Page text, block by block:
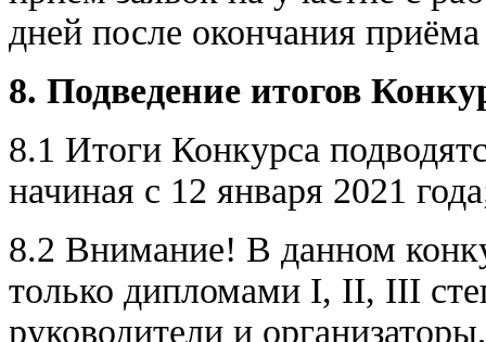
дней после окончания приёма
8. Подведение итогов
8.1 Итоги Конкурса
начиная с 12 января 2021
8.2 Внимание! В данном
только дипломами I, II, III
руководители и